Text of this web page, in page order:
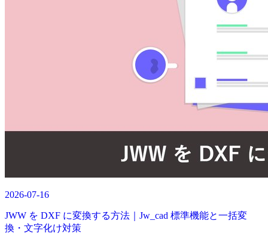
2026-07-16
JWW を DXF に変換する方法｜Jw_cad 標準機能と一括変
換・文字化け対策